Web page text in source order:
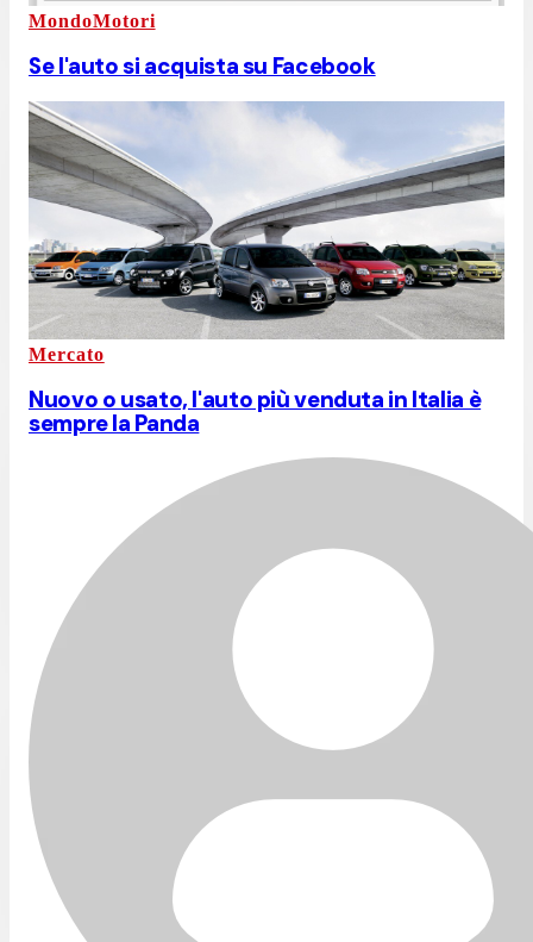
MondoMotori
Se l'auto si acquista su Facebook
Mercato
Nuovo o usato, l'auto più venduta in Italia è
sempre la Panda